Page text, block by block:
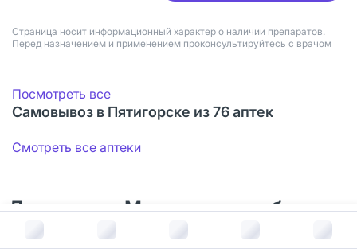
В корзину за
Страница носит информационный характер о наличии препаратов.
Перед назначением и применением проконсультируйтесь с врачом
Посмотреть все
Самовывоз в Пятигорске из 76 аптек
Смотреть все аптеки
Документы Моксонидин таблетки
покрыт.плен.об. 0,2 мг 14 шт